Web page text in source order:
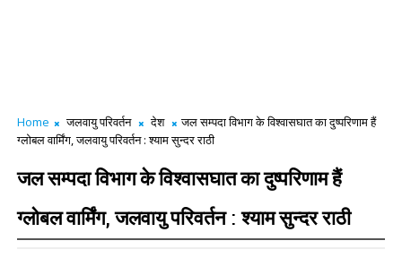
Home जलवायु परिवर्तन देश
जल सम्पदा विभाग के विश्वासघात का दुष्परिणाम हैं
ग्लोबल वार्मिंग, जलवायु परिवर्तन : श्याम सुन्दर राठी
जल सम्पदा विभाग के विश्वासघात का दुष्परिणाम हैं
ग्लोबल वार्मिंग, जलवायु परिवर्तन : श्याम सुन्दर राठी